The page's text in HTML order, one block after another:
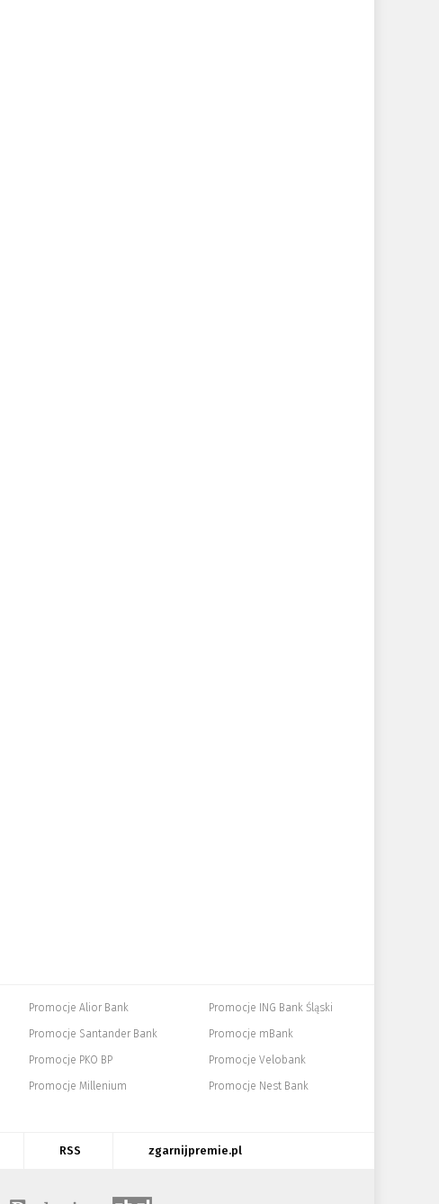
Promocje Alior Bank
Promocje Santander Bank
Promocje PKO BP
Promocje Millenium
Promocje ING Bank Śląski
Promocje mBank
Promocje Velobank
Promocje Nest Bank
RSS zgarnijpremie.pl